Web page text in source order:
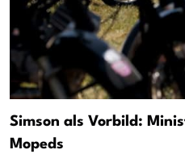
Simson als Vorbild:
Mopeds